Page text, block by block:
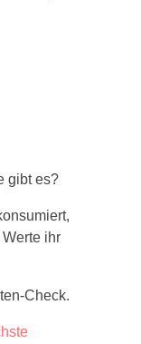
gibt es?
ihr
Check.